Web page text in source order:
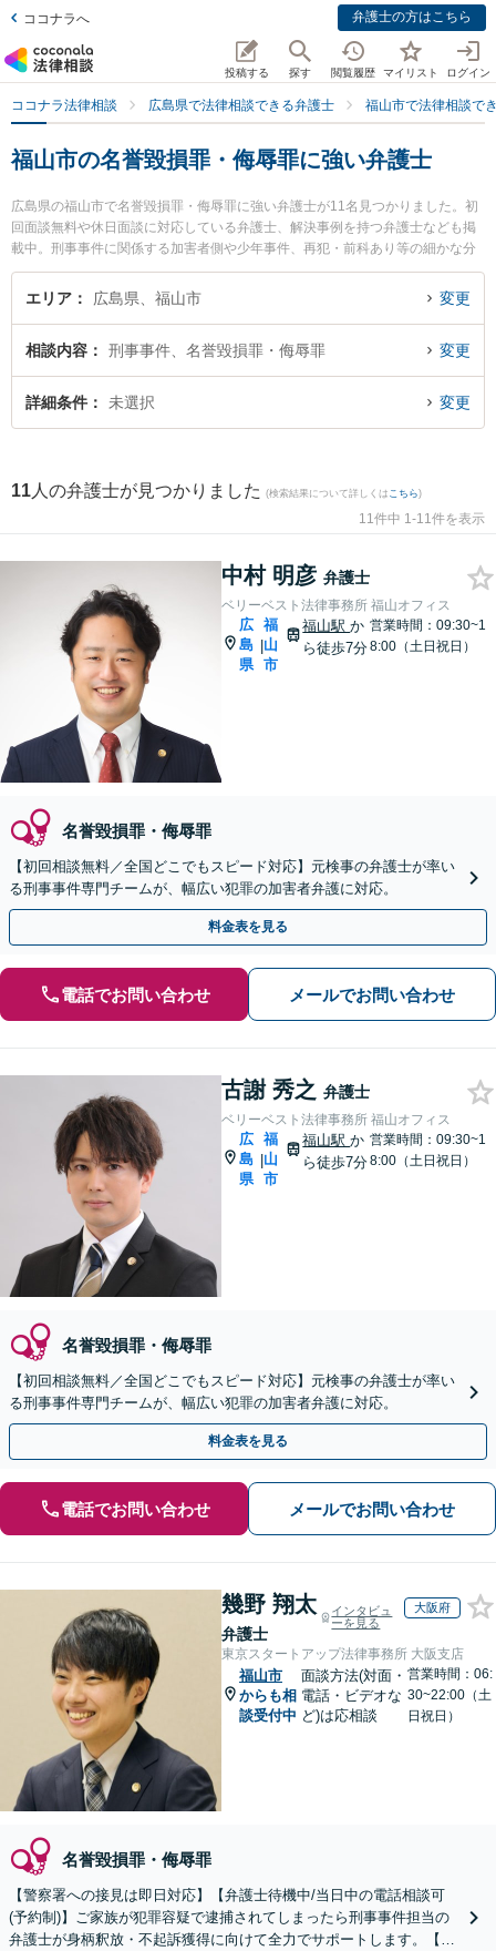
ココナラへ 弁護士の方はこちら
投稿する 探す 閲覧履歴 マイリスト ログイン
ココナラ法律相談 広島県で法律相談できる弁護士 福山市で法律相談で
福山市の名誉毀損罪・侮辱罪に強い弁護士
広島県の福山市で名誉毀損罪・侮辱罪に強い弁護士が11名見つかりました。初
回面談無料や休日面談に対応している弁護士、解決事例を持つ弁護士なども掲
載中。刑事事件に関係する加害者側や少年事件、再犯・前科あり等の細かな分
野での絞り込み検索もでき便利です。特にベリーベスト法律事務所 福山オフィ
スの中村 明彦弁護士やベリーベスト法律事務所 福山オフィスの古謝 秀之弁護
名誉毀損罪・侮辱罪のトラブルを今すぐに弁護士に相談したい』『名誉毀損
罪・侮辱罪のトラブル解決の実績豊富な近くの弁護士を検索したい』『初回相
談無料で名誉毀損罪・侮辱罪を法律相談できる福山市内の弁護士に相談予約し
エリア 広島県、福山市 変更
相談内容 刑事事件、名誉毀損罪・侮辱罪 変更
詳細条件 未選択 変更
11 人の弁護士が見つかりました (検索結果について詳しくは こちら)
11件中 1-11件を表示
中村 明彦 弁護士
ベリーベスト法律事務所 福山オフィス
広
島
県
|
福
山
市
福山駅か
ら徒歩7分
営業時間：09:30~1
8:00（土日祝日）
名誉毀損罪・侮辱罪
【初回相談無料／全国どこでもスピード対応】元検事の弁護士が率い
る刑事事件専門チームが、幅広い犯罪の加害者弁護に対応。
料金表を見る
電話でお問い合わせ メールでお問い合わせ
古謝 秀之 弁護士
ベリーベスト法律事務所 福山オフィス
広
島
県
|
福
山
市
福山駅か
ら徒歩7分
営業時間：09:30~1
8:00（土日祝日）
名誉毀損罪・侮辱罪
【初回相談無料／全国どこでもスピード対応】元検事の弁護士が率い
る刑事事件専門チームが、幅広い犯罪の加害者弁護に対応。
料金表を見る
電話でお問い合わせ メールでお問い合わせ
幾野 翔太
弁護士
インタビュ
ーを見る
大阪府
東京スタートアップ法律事務所 大阪支店
福山市
からも相
談受付中
面談方法(対面・
電話・ビデオな
ど)は応相談
営業時間：06:
30~22:00（土
日祝日）
名誉毀損罪・侮辱罪
【警察署への接見は即日対応】【弁護士待機中/当日中の電話相談可
(予約制)】ご家族が犯罪容疑で逮捕されてしまったら刑事事件担当の
弁護士が身柄釈放・不起訴獲得に向けて全力でサポートします。【毎